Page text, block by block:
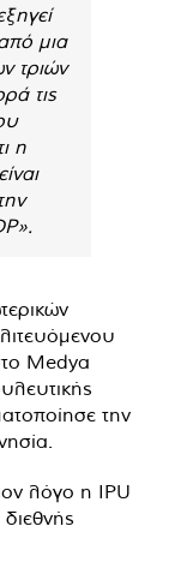
μια
τριών
τις
η
Medya
την
λόγο η IPU